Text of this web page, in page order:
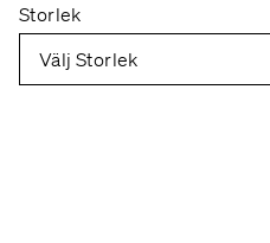
Storlek
Välj Storlek